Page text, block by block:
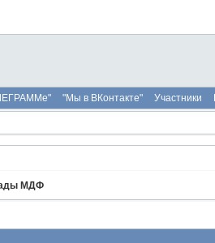
"Мы в ВКонтакте" Участники
МДФ